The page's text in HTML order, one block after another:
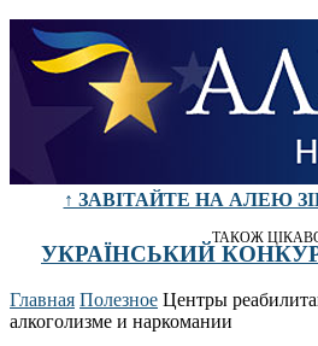
↑ ЗАВІТАЙТЕ НА АЛЕЮ
ТАКОЖ
УКРАЇНСЬКИЙ
Главная Полезное Центры
алкоголизме и наркомании